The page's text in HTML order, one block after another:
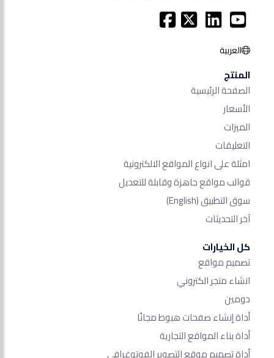
العربية
المنتج
الصفحة الرئيسية
الأسعار
الميزات
التعليقات
امثلة على انواع المواقع الالكترونية
قوالب مواقع جاهزة وقابلة للتعديل
سوق التطبيق(English)
آخر التحديثات
كل الخيارات
تصميم مواقع
انشاء متجر الكتروني
دومين
أداة إنشاء صفحات هبوط مجانًا
أداة بناء المواقع التجارية
أداة تصميم موقع التصوير الفوتوغرافي